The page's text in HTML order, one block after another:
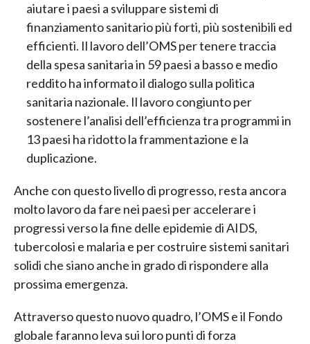
aiutare i paesi a sviluppare sistemi di
finanziamento sanitario più forti, più sostenibili ed
efficienti. Il lavoro dell’OMS per tenere traccia
della spesa sanitaria in 59 paesi a basso e medio
reddito ha informato il dialogo sulla politica
sanitaria nazionale. Il lavoro congiunto per
sostenere l’analisi dell’efficienza tra programmi in
13 paesi ha ridotto la frammentazione e la
duplicazione.
Anche con questo livello di progresso, resta ancora
molto lavoro da fare nei paesi per accelerare i
progressi verso la fine delle epidemie di AIDS,
tubercolosi e malaria e per costruire sistemi sanitari
solidi che siano anche in grado di rispondere alla
prossima emergenza.
Attraverso questo nuovo quadro, l’OMS e il Fondo
globale faranno leva sui loro punti di forza